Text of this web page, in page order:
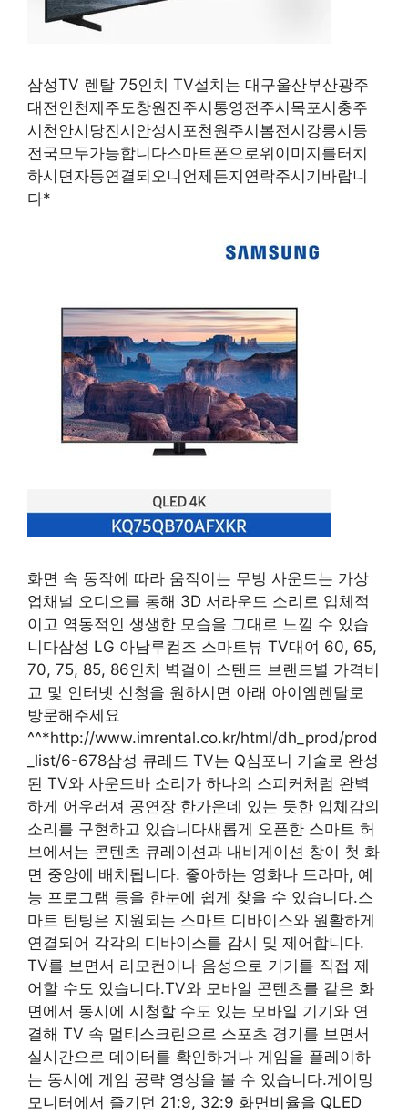
삼성TV 렌탈 75인치 TV설치는 대구울산부산광주
대전인천제주도창원진주시통영전주시목포시충주
시천안시당진시안성시포천원주시봄전시강릉시등
전국모두가능합니다스마트폰으로위이미지를터치
하시면자동연결되오니언제든지연락주시기바랍니
다*
화면 속 동작에 따라 움직이는 무빙 사운드는 가상
업채널 오디오를 통해 3D 서라운드 소리로 입체적
이고 역동적인 생생한 모습을 그대로 느낄 수 있습
니다삼성 LG 아남루컴즈 스마트뷰 TV대여 60, 65,
70, 75, 85, 86인치 벽걸이 스탠드 브랜드별 가격비
교 및 인터넷 신청을 원하시면 아래 아이엠렌탈로
방문해주세요
^^*http://www.imrental.co.kr/html/dh_prod/prod
_list/6-678삼성 큐레드 TV는 Q심포니 기술로 완성
된 TV와 사운드바 소리가 하나의 스피커처럼 완벽
하게 어우러져 공연장 한가운데 있는 듯한 입체감의
소리를 구현하고 있습니다새롭게 오픈한 스마트 허
브에서는 콘텐츠 큐레이션과 내비게이션 창이 첫 화
면 중앙에 배치됩니다. 좋아하는 영화나 드라마, 예
능 프로그램 등을 한눈에 쉽게 찾을 수 있습니다.스
마트 틴팅은 지원되는 스마트 디바이스와 원활하게
연결되어 각각의 디바이스를 감시 및 제어합니다.
TV를 보면서 리모컨이나 음성으로 기기를 직접 제
어할 수도 있습니다.TV와 모바일 콘텐츠를 같은 화
면에서 동시에 시청할 수도 있는 모바일 기기와 연
결해 TV 속 멀티스크린으로 스포츠 경기를 보면서
실시간으로 데이터를 확인하거나 게임을 플레이하
는 동시에 게임 공략 영상을 볼 수 있습니다.게이밍
모니터에서 즐기던 21:9, 32:9 화면비율을 QLED